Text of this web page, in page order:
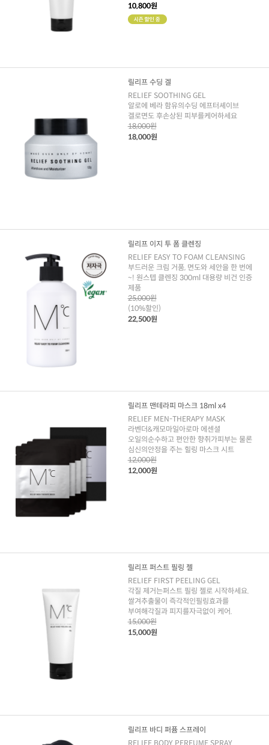
10,800원
릴리프 수딩 겔
RELIEF SOOTHING GEL
알로에 베라 함유의수딩 에프터셰이브
겔로면도 후손상된 피부를케어하세요
18,000원
18,000원
릴리프 이지 투 폼 클렌징
RELIEF EASY TO FOAM CLEANSING
부드러운 크림 거품, 면도와 세안을 한 번에
~! 원스텝 클렌징 300ml 대용량 비건 인증
제품
25,000원
(10%할인)
22,500원
릴리프 맨테라피 마스크 18ml x4
RELIEF MEN-THERAPY MASK
라벤더&캐모마일아로마 에센셜
오일의순수하고 편안한 향취가피부는 물론
심신의안정을 주는 힐링 마스크 시트
12,000원
12,000원
릴리프 퍼스트 필링 젤
RELIEF FIRST PEELING GEL
각질 제거는퍼스트 필링 젤로 시작하세요.
쌀겨추출물이 즉각적인필링효과를
부여해각질과 피지를자극없이 케어.
15,000원
15,000원
릴리프 바디 퍼퓸 스프레이
RELIEF BODY PERFUME SPRAY